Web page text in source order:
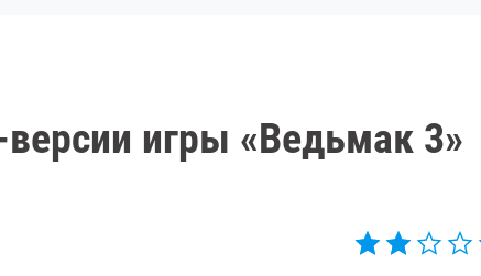
игры «Ведьмак 3»